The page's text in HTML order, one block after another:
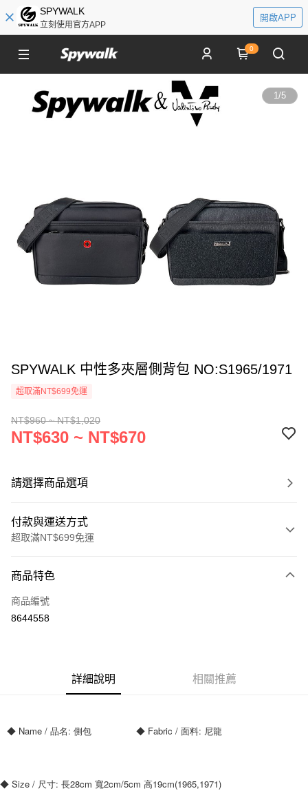
SPYWALK
立刻使用官方APP
開啟APP
0
1/5
SPYWALK 中性多夾層側背包 NO:S1965/1971
超取滿NT$699免運
NT$960 ~ NT$1,020
NT$630 ~ NT$670
請選擇商品選項
付款與運送方式
超取滿NT$699免運
信用卡一次付款
超商取貨付款
全家付款取貨
7-11付款取貨
宅配
商品特色
商品編號
8644558
詳細說明 相關推薦
◆ Name / 品名: 側包	               ◆ Fabric / 面料: 尼龍
◆ Size / 尺寸: 長28cm 寬2cm/5cm 高19cm(1965,1971)